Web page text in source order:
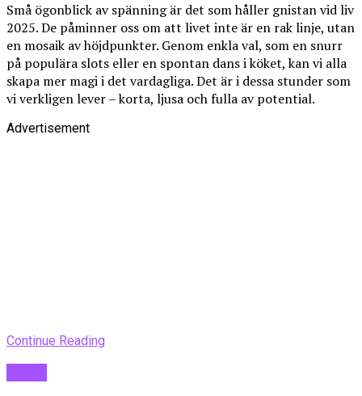
Små ögonblick av spänning är det som håller gnistan vid liv
2025. De påminner oss om att livet inte är en rak linje, utan
en mosaik av höjdpunkter. Genom enkla val, som en snurr
på populära slots eller en spontan dans i köket, kan vi alla
skapa mer magi i det vardagliga. Det är i dessa stunder som
vi verkligen lever – korta, ljusa och fulla av potential.
Advertisement
Continue Reading